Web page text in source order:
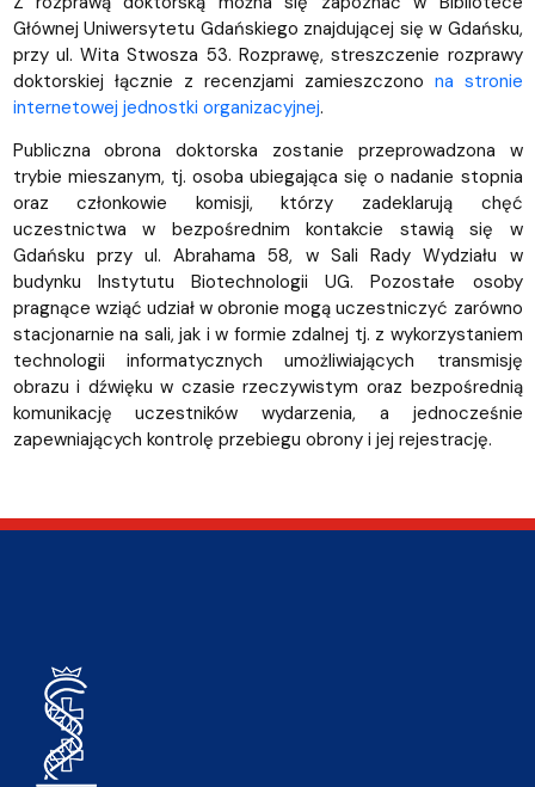
Głównej Uniwersytetu Gdańskiego znajdującej się w Gdańsku,
przy ul. Wita Stwosza 53. Rozprawę, streszczenie rozprawy
doktorskiej łącznie z recenzjami zamieszczono na stronie
internetowej jednostki organizacyjnej.
Publiczna obrona doktorska zostanie przeprowadzona w
trybie mieszanym, tj. osoba ubiegająca się o nadanie stopnia
oraz członkowie komisji, którzy zadeklarują chęć
uczestnictwa w bezpośrednim kontakcie stawią się w
Gdańsku przy ul. Abrahama 58, w Sali Rady Wydziału w
budynku Instytutu Biotechnologii UG. Pozostałe osoby
pragnące wziąć udział w obronie mogą uczestniczyć zarówno
stacjonarnie na sali, jak i w formie zdalnej tj. z wykorzystaniem
technologii informatycznych umożliwiających transmisję
obrazu i dźwięku w czasie rzeczywistym oraz bezpośrednią
komunikację uczestników wydarzenia, a jednocześnie
zapewniających kontrolę przebiegu obrony i jej rejestrację.